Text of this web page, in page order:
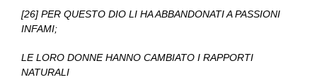
[26] PER QUESTO DIO LI HA ABBANDONATI A PASSIONI
INFAMI;
LE LORO DONNE HANNO CAMBIATO I RAPPORTI
NATURALI